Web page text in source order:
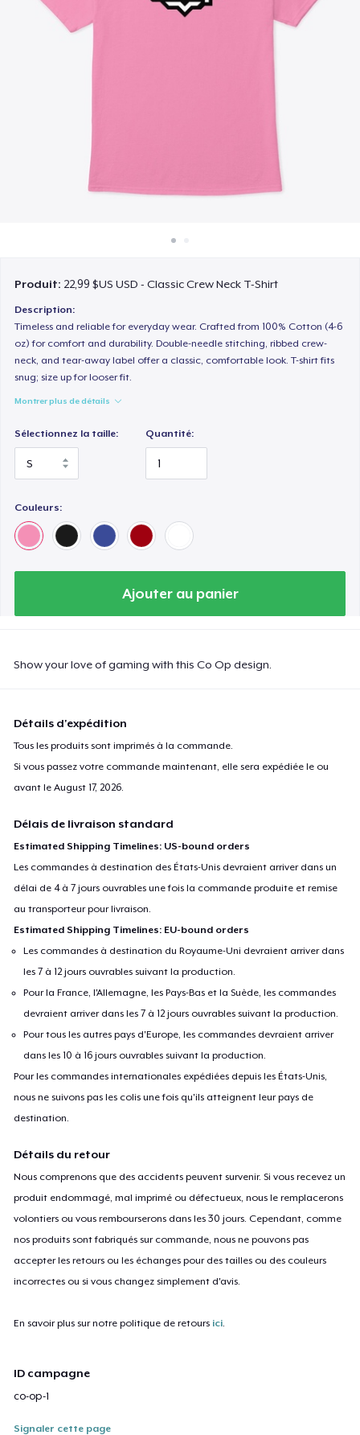
Produit: 22,99 $US USD - Classic Crew Neck T-Shirt
Description:
Timeless and reliable for everyday wear. Crafted from 100% Cotton (4-6
oz) for comfort and durability. Double-needle stitching, ribbed crew-
neck, and tear-away label offer a classic, comfortable look. T-shirt fits
snug; size up for looser fit.
Montrer plus de détails
Sélectionnez la taille: Quantité:
Couleurs:
Ajouter au panier
Show your love of gaming with this Co Op design.
Détails d'expédition
Tous les produits sont imprimés à la commande.
Si vous passez votre commande maintenant, elle sera expédiée le ou
avant leAugust 17, 2026
Délais de livraison standard
Estimated Shipping Timelines: US-bound orders
Les commandes à destination des États-Unis devraient arriver dans un
délai de 4 à 7 jours ouvrables une fois la commande produite et remise
au transporteur pour livraison.
Estimated Shipping Timelines: EU-bound orders
Les commandes à destination du Royaume-Uni devraient arriver dans
les 7 à 12 jours ouvrables suivant la production.
Pour la France, l'Allemagne, les Pays-Bas et la Suède, les commandes
devraient arriver dans les 7 à 12 jours ouvrables suivant la production.
Pour tous les autres pays d'Europe, les commandes devraient arriver
dans les 10 à 16 jours ouvrables suivant la production.
Pour les commandes internationales expédiées depuis les États-Unis,
nous ne suivons pas les colis une fois qu'ils atteignent leur pays de
destination.
Détails du retour
Nous comprenons que des accidents peuvent survenir. Si vous recevez un
produit endommagé, mal imprimé ou défectueux, nous le remplacerons
volontiers ou vous rembourserons dans les 30 jours. Cependant, comme
nos produits sont fabriqués sur commande, nous ne pouvons pas
accepter les retours ou les échanges pour des tailles ou des couleurs
incorrectes ou si vous changez simplement d'avis.
En savoir plus sur notre politique de retours ici
ID campagne
co-op-1
Signaler cette page